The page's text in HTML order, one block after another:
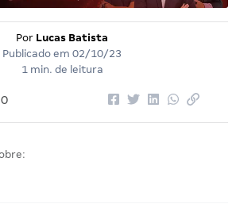
Por Lucas Batista
Publicado em 02/10/23
1 min. de leitura
0